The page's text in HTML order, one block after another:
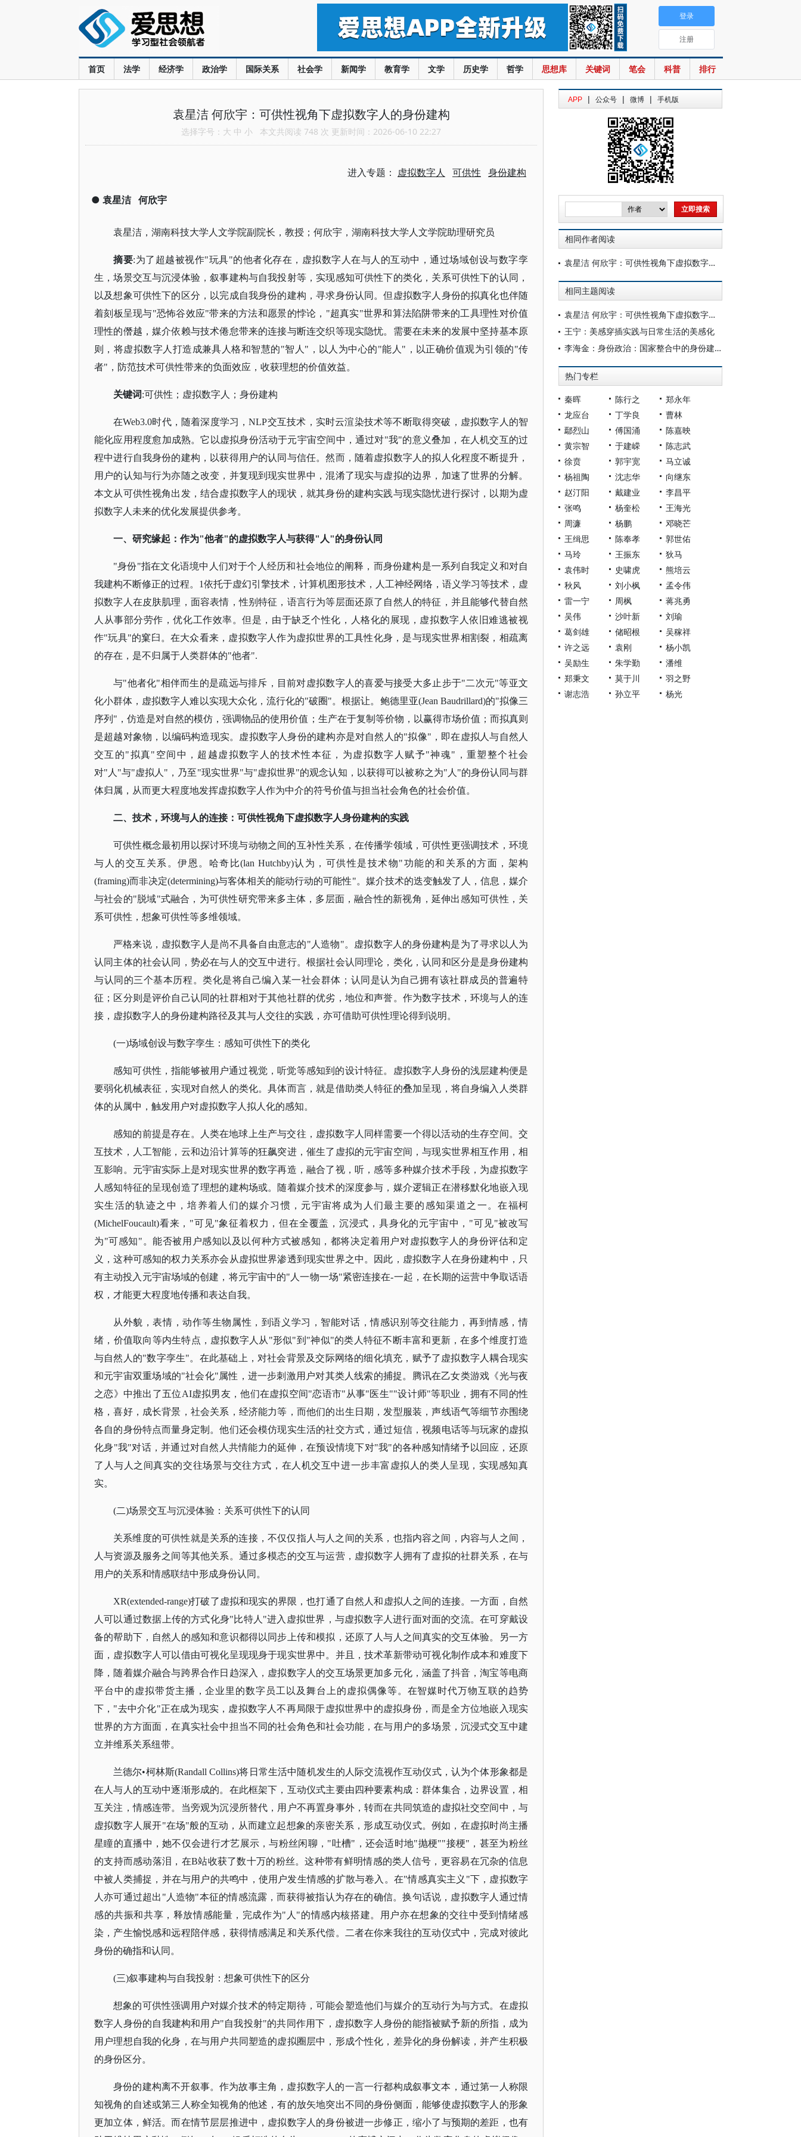
首页 法学 经济学 政治学 国际关系 社会学 新闻学 教育学 文学 历史学 哲学 思想库 关键词 笔会 科普 排行
登录
注册
袁星洁 何欣宇：可供性视角下虚拟数字人的身份建构
选择字号： 大 中 小 本文共阅读 748 次 更新时间：2026-06-10 22:27
进入专题： 虚拟数字人 可供性 身份建构
● 袁星洁 何欣宇
袁星洁，湖南科技大学人文学院副院长，教授；何欣宇，湖南科技大学人文学院助理研究员
摘要:为了超越被视作"玩具"的他者化存在，虚拟数字人在与人的互动中，通过场域创设与数字孪
生，场景交互与沉浸体验，叙事建构与自我投射等，实现感知可供性下的类化，关系可供性下的认同，
以及想象可供性下的区分，以完成自我身份的建构，寻求身份认同。但虚拟数字人身份的拟真化也伴随
着刻板呈现与"恐怖谷效应"带来的方法和愿景的悖论，"超真实"世界和算法陷阱带来的工具理性对价值
理性的僭越，媒介依赖与技术倦怠带来的连接与断连交织等现实隐忧。需要在未来的发展中坚持基本原
则，将虚拟数字人打造成兼具人格和智慧的"智人"，以人为中心的"能人"，以正确价值观为引领的"传
者"，防范技术可供性带来的负面效应，收获理想的价值效益。
关键词:可供性；虚拟数字人；身份建构
在Web3.0时代，随着深度学习，NLP交互技术，实时云渲染技术等不断取得突破，虚拟数字人的智
能化应用程度愈加成熟。它以虚拟身份活动于元宇宙空间中，通过对"我"的意义叠加，在人机交互的过
程中进行自我身份的建构，以获得用户的认同与信任。然而，随着虚拟数字人的拟人化程度不断提升，
用户的认知与行为亦随之改变，并复现到现实世界中，混淆了现实与虚拟的边界，加速了世界的分解。
本文从可供性视角出发，结合虚拟数字人的现状，就其身份的建构实践与现实隐忧进行探讨，以期为虚
拟数字人未来的优化发展提供参考。
一、研究缘起：作为"他者"的虚拟数字人与获得"人"的身份认同
"身份"指在文化语境中人们对于个人经历和社会地位的阐释，而身份建构是一系列自我定义和对自
我建构不断修正的过程。1依托于虚幻引擎技术 ，计算机图形技术，人工神经网络，语义学习等技术，虚
拟数字人在皮肤肌理，面容表情，性别特征，语言行为等层面还原了自然人的特征，并且能够代替自然
人从事部分劳作，优化工作效率。但是，由于缺乏个性化，人格化的展现，虚拟数字人依旧难逃被视
作"玩具"的窠臼。在大众看来，虚拟数字人作为虚拟世界的工具性化身，是与现实世界相割裂，相疏离
的存在，是不归属于人类群体的"他者".
与"他者化"相伴而生的是疏远与排斥，目前对虚拟数字人的喜爱与接受大多止步于"二次元"等亚文
化小群体，虚拟数字人难以实现大众化，流行化的"破圈"。根据让。鲍德里亚(Jean Baudrillard)的"拟像三
序列"，仿造是对自然的模仿，强调物品的使用价值；生产在于复制等价物，以赢得市场价值；而拟真则
是超越对象物，以编码构造现实。虚拟数字人身份的建构亦是对自然人的"拟像"，即在虚拟人与自然人
交互的"拟真"空间中，超越虚拟数字人的技术性本征，为虚拟数字人赋予"神魂"，重塑整个社会
对"人"与"虚拟人"，乃至"现实世界"与"虚拟世界"的观念认知，以获得可以被称之为"人"的身份认同与群
体归属，从而更大程度地发挥虚拟数字人作为中介的符号价值与担当社会角色的社会价值。
二、技术，环境与人的连接：可供性视角下虚拟数字人身份建构的实践
可供性概念最初用以探讨环境与动物之间的互补性关系，在传播学领域，可供性更强调技术，环境
与人的交互关系。伊恩。哈奇比(lan Hutchby)认为，可供性是技术物"功能的和关系的方面，架构
(framing)而非决定(determining)与客体相关的能动行动的可能性"。媒介技术的迭变触发了人，信息，媒介
与社会的"脱域"式融合，为可供性研究带来多主体，多层面，融合性的新视角，延伸出感知可供性，关
系可供性，想象可供性等多维领域。
严格来说，虚拟数字人是尚不具备自由意志的"人造物"。虚拟数字人的身份建构是为了寻求以人为
认同主体的社会认同，势必在与人的交互中进行。根据社会认同理论 ，类化，认同和区分是是身份建构
与认同的三个基本历程。类化是将自己编入某一社会群体；认同是认为自己拥有该社群成员的普遍特
征；区分则是评价自己认同的社群相对于其他社群的优劣，地位和声誉。作为数字技术，环境与人的连
接，虚拟数字人的身份建构路径及其与人交往的实践，亦可借助可供性理论得到说明。
(一)场域创设与数字孪生：感知可供性下的类化
感知可供性，指能够被用户通过视觉，听觉等感知到的设计特征。虚拟数字人身份的浅层建构便是
要弱化机械表征，实现对自然人的类化。具体而言，就是借助类人特征的叠加呈现，将自身编入人类群
体的从属中，触发用户对虚拟数字人拟人化的感知。
感知的前提是存在。人类在地球上生产与交往，虚拟数字人同样需要一个得以活动的生存空间。交
互技术，人工智能，云和边沿计算等的狂飙突进，催生了虚拟的元宇宙空间，与现实世界相互作用，相
互影响。元宇宙实际上是对现实世界的数字再造，融合了视，听，感等多种媒介技术手段，为虚拟数字
人感知特征的呈现创造了理想的建构场或。随着媒介技术的深度参与，媒介逻辑正在潜移默化地嵌入现
实生活的轨迹之中，培养着人们的媒介习惯，元宇宙将成为人们最主要的感知渠道之一。在福柯
(MichelFoucault)看来，"可见"象征着权力，但在全覆盖，沉浸式，具身化的元宇宙中，"可见"被改写
为"可感知"。能否被用户感知以及以何种方式被感知，都将决定着用户对虚拟数字人的身份评估和定
义，这种可感知的权力关系亦会从虚拟世界渗透到现实世界之中。因此，虚拟数字人在身份建构中，只
有主动投入元宇宙场域的创建，将元宇宙中的"人一物一场"紧密连接在-一起，在长期的运营中争取话语
权，才能更大程度地传播和表达自我。
从外貌，表情，动作等生物属性，到语义学习，智能对话，情感识别等交往能力，再到情感，情
绪，价值取向等内生特点，虚拟数字人从 "形似"到"神似"的类人特征不断丰富和更新，在多个维度打造
与自然人的"数字孪生"。在此基础上，对社会背景及交际网络的细化填充，赋予了虚拟数字人耦合现实
和元宇宙双重场域的"社会化"属性，进一步刺激用户对其类人线索的捕捉。腾讯在乙女类游戏《光与夜
之恋》中推出了五位AI虚拟男友，他们在虚拟空间"恋语市"从事"医生""设计师"等职业，拥有不同的性
格，喜好，成长背景，社会关系，经济能力等，而他们的出生日期，发型服装，声线语气等细节亦围绕
各自的身份特点而量身定制。他们还会模仿现实生活的社交方式，通过短信，视频电话等与玩家的虚拟
化身"我"对话，并通过对自然人共情能力的延伸，在预设情境下对"我"的各种感知情绪予以回应，还原
了人与人之间真实的交往场景与交往方式，在人机交互中进一步丰富虚拟人的类人呈现，实现感知真
实。
(二)场景交互与沉浸体验：关系可供性下的认同
关系维度的可供性就是关系的连接，不仅仅指人与人之间的关系，也指内容之间，内容与人之间，
人与资源及服务之间等其他关系。通过多模态的交互与运营，虚拟数字人拥有了虚拟的社群关系，在与
用户的关系和情感联结中形成身份认同。
XR(extended-range)打破了虚拟和现实的界限，也打通了自然人和虚拟人之间的连接。一方面，自然
人可以通过数据上传的方式化身"比特人"进入虚拟世界，与虚拟数字人进行面对面的交流。在可穿戴设
备的帮助下，自然人的感知和意识都得以同步上传和模拟，还原了人与人之间真实的交互体验。另一方
面，虚拟数字人可以借由可视化呈现现身于现实世界中。并且，技术革新带动可视化制作成本和难度下
降，随着媒介融合与跨界合作日趋深入，虚拟数字人的交互场景更加多元化，涵盖了抖音，淘宝等电商
平台中的虚拟带货主播，企业里的数字员工以及舞台上的虚拟偶像等。在智媒时代万物互联的趋势
下，"去中介化"正在成为现实，虚拟数字人不再局限于虚拟世界中的虚拟身份，而是全方位地嵌入现实
世界的方方面面，在真实社会中担当不同的社会角色和社会功能，在与用户的多场景，沉浸式交互中建
立并维系关系纽带。
兰德尔•柯林斯(Randall Collins)将日常生活中随机发生的人际交流视作互动仪式，认为个体形象都是
在人与人的互动中逐渐形成的。在此框架下，互动仪式主要由四种要素构成：群体集合，边界设置，相
互关注，情感连带。当旁观为沉浸所替代，用户不再置身事外，转而在共同筑造的虚拟社交空间中，与
虚拟数字人展开"在场"般的互动，从而建立起想象的亲密关系，形成互动仪式。例如，在虚拟时尚主播
星瞳的直播中，她不仅会进行才艺展示，与粉丝闲聊，"吐槽"，还会适时地"抛梗""接梗"，甚至为粉丝
的支持而感动落泪，在B站收获了数十万的粉丝。这种带有鲜明情感的类人信号，更容易在冗杂的信息
中被人类捕捉，并在与用户的共鸣中，使用户发生情感的扩散与卷入。在"情感真实主义"下，虚拟数字
人亦可通过超出"人造物"本征的情感流露，而获得被指认为存在的确信。换句话说，虚拟数字人通过情
感的共振和共享，释放情感能量，完成作为"人"的情感内核搭建。用户亦在想象的交往中受到情绪感
染，产生愉悦感和远程陪伴感，获得情感满足和关系代偿。二者在你来我往的互动仪式中，完成对彼此
身份的确指和认同。
(三)叙事建构与自我投射：想象可供性下的区分
想象的可供性强调用户对媒介技术的特定期待，可能会塑造他们与媒介的互动行为与方式。在虚拟
数字人身份的自我建构和用户"自我投射"的共同作用下，虚拟数字人身份的能指被赋予新的所指，成为
用户理想自我的化身，在与用户共同塑造的虚拟圈层中，形成个性化，差异化的身份解读，并产生积极
的身份区分。
身份的建构离不开叙事。作为故事主角，虚拟数字人的一言一行都构成叙事文本，通过第一人称限
知视角的自述或第三人称全知视角的他述，有的放矢地突出不同的身份侧面，能够使虚拟数字人的形象
更加立体，鲜活。而在情节层层推进中，虚拟数字人的身份被进一步修正，缩小了与预期的差距，也有
APP | 公众号 | 微博 | 手机版
相同作者阅读
袁星洁 何欣宇：可供性视角下虚拟数字人的身份建构
相同主题阅读
袁星洁 何欣宇：可供性视角下虚拟数字人的身份建构
王宁：美感穿插实践与日常生活的美感化
李海金：身份政治：国家整合中的身份建构——对土改时期阶级划分的政治社会学分析
热门专栏
秦晖 陈行之
郑永年
龙应台
丁学良
曹林
鄢烈山
傅国涌
陈嘉映
黄宗智
于建嵘
陈志武
徐贲
郭宇宽
马立诚
杨祖陶
沈志华
向继东
赵汀阳
戴建业
李昌平
张鸣
杨奎松
王海光
周濂
杨鹏
邓晓芒
王缉思
陈奉孝
郭世佑
马玲
王振东
狄马
袁伟时
史啸虎
熊培云
秋风
刘小枫
孟令伟
雷一宁
周枫
蒋兆勇
吴伟
沙叶新
刘瑜
葛剑雄
储昭根
吴稼祥
许之远
袁刚
杨小凯
吴励生
朱学勤
潘维
郑秉文
莫于川
羽之野
谢志浩
孙立平 杨光